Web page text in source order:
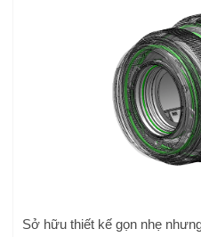
Sở hữu thiết kế gọn nhẹ